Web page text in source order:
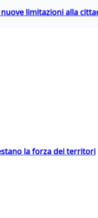
limitazioni alla
la forza dei territori